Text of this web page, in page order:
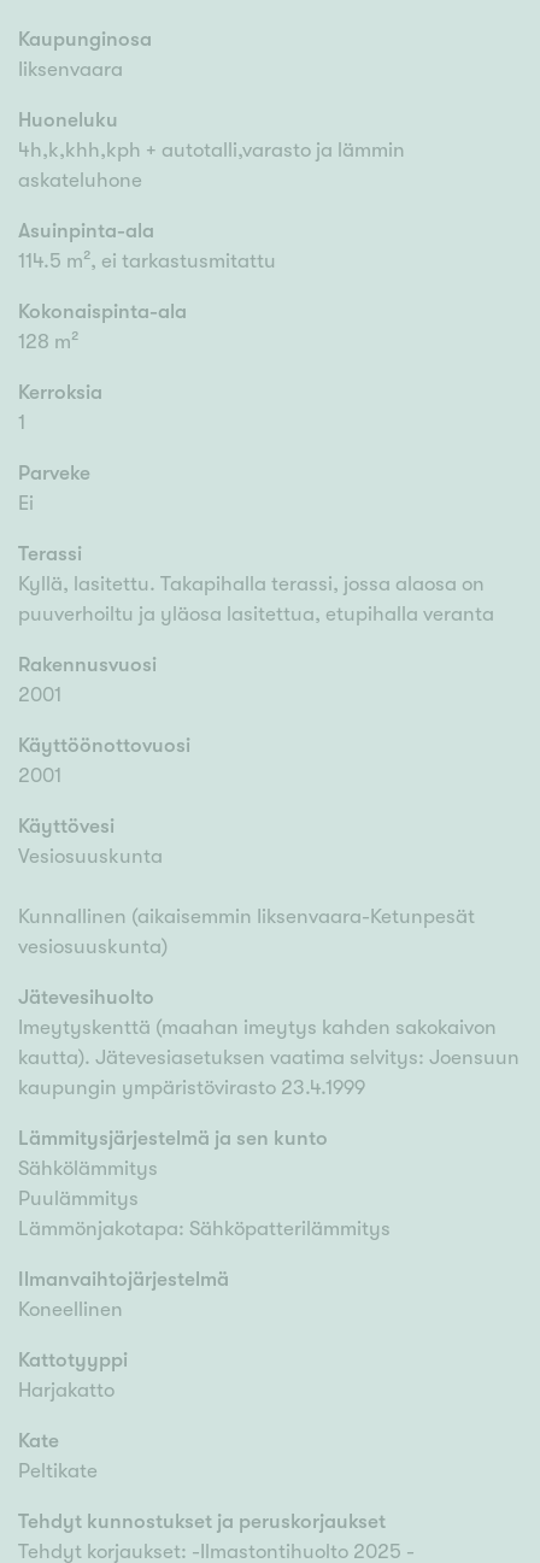
Kaupunginosa
Iiksenvaara
Huoneluku
4h,k,khh,kph + autotalli,varasto ja lämmin
askateluhone
Asuinpinta-ala
114.5 m², ei tarkastusmitattu
Kokonaispinta-ala
128 m²
Kerroksia
1
Parveke
Ei
Terassi
Kyllä, lasitettu. Takapihalla terassi, jossa alaosa on
puuverhoiltu ja yläosa lasitettua, etupihalla veranta
Rakennusvuosi
2001
Käyttöönottovuosi
2001
Käyttövesi
Vesiosuuskunta
Kunnallinen (aikaisemmin Iiksenvaara-Ketunpesät
vesiosuuskunta)
Jätevesihuolto
Imeytyskenttä (maahan imeytys kahden sakokaivon
kautta). Jätevesiasetuksen vaatima selvitys: Joensuun
kaupungin ympäristövirasto 23.4.1999
Lämmitysjärjestelmä ja sen kunto
Sähkölämmitys
Puulämmitys
Lämmönjakotapa: Sähköpatterilämmitys
Ilmanvaihtojärjestelmä
Koneellinen
Kattotyyppi
Harjakatto
Kate
Peltikate
Tehdyt kunnostukset ja peruskorjaukset
Tehdyt korjaukset: -Ilmastontihuolto 2025 -